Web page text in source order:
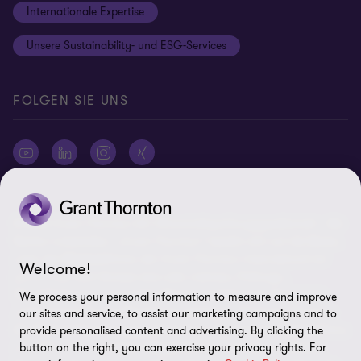
Login
Rechtliche Hinweise
Cookie-Einstellungen
Internationale Expertise
Unsere Sustainability- und ESG-Services
FOLGEN SIE UNS
© 2026 Grant Thornton AG Wirtschaftsprüfungsgesellschaft - Alle
unter der Mitgliedsfirmen der Grant Thornton International Ltd
(„GTIL“), je nach Kontext eine oder mehrere, Prüfungs-,
Steuerberatungs- und andere Beratungs-leistungen (insgesamt
„Leistungen“) für ihre Mandanten erbringen. Die Grant Thornton
AG Wirtschaftsprüfungsgesellschaft ist die deutsche Mitgliedsfirma
von GTIL. GTIL und deren Mitgliedsfirmen sind keine weltweite
Welcome!
We process your personal information to measure and improve
our sites and service, to assist our marketing campaigns and to
provide personalised content and advertising. By clicking the
button on the right, you can exercise your privacy rights. For